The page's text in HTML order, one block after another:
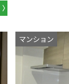
マンション